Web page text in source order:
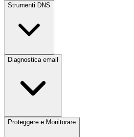
Strumenti DNS
Diagnostica email
Proteggere e Monitorare